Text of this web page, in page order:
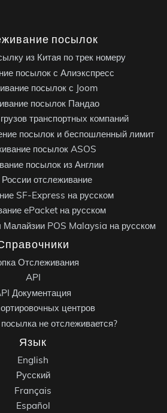
посылок
из Китая по трек номеру
посылок с Алиэкспресс
посылок с Joom
посылок Пандао
транспортных компаний
посылок и беспошленный лимит
посылок ASOS
посылок из Англии
отслеживание
SF-Express на русском
ePacket на русском
POS Malaysia на русском
Отслеживания
API
Документация
центров
не отслеживается?
Язык
English
Русский
Français
Español